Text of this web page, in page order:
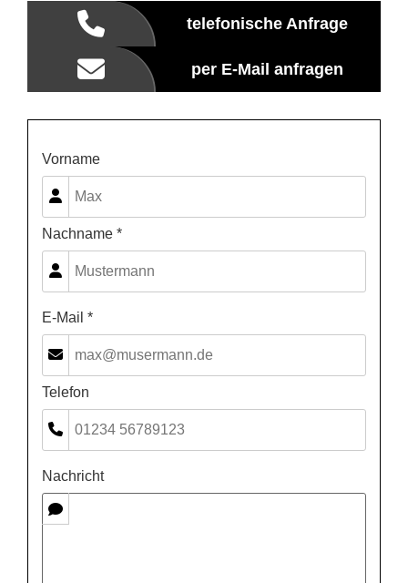
telefonische Anfrage
per E-Mail anfragen
Vorname
Nachname *
E-Mail *
Telefon
Nachricht